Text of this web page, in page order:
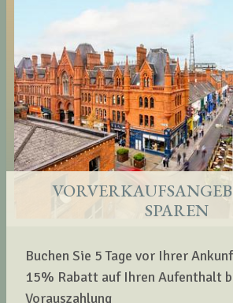
SPAREN
Buchen Sie 5 Tage vor Ihrer
15% Rabatt auf Ihren Aufenthalt
Vorauszahlung